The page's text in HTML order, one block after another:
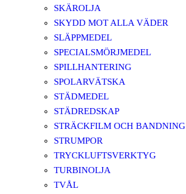
SKÄROLJA
SKYDD MOT ALLA VÄDER
SLÄPPMEDEL
SPECIALSMÖRJMEDEL
SPILLHANTERING
SPOLARVÄTSKA
STÄDMEDEL
STÄDREDSKAP
STRÄCKFILM OCH BANDNING
STRUMPOR
TRYCKLUFTSVERKTYG
TURBINOLJA
TVÅL